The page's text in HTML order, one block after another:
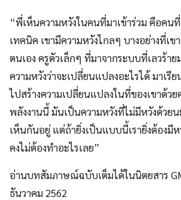
“พี่เห็นความหวังในคนที่มาเข้าร่วม คือคน
เทคนิค เขามีความหวังไกลๆ บางอย่างที่เข
ตนเอง ครูตัวเล็กๆ ที่มาจากระบบที่เลวร้าย
ความหวังว่าจะเปลี่ยนแปลงอะไรได้ มาเรี
ไปสร้างความเปลี่ยนแปลงในที่ของเขาด้ว
พลังงานนี้ มันเป็นความหวังที่ไม่มีหวังด้วย
เห็นกันอยู่ แต่ถ้ายิ่งเป็นแบบนี้เรายิ่งต้องมีห
คงไม่ต้องทำอะไรเลย”
อ่านบทสัมภาษณ์ฉบับเต็มได้ในนิตยสาร
ธันวาคม 2562